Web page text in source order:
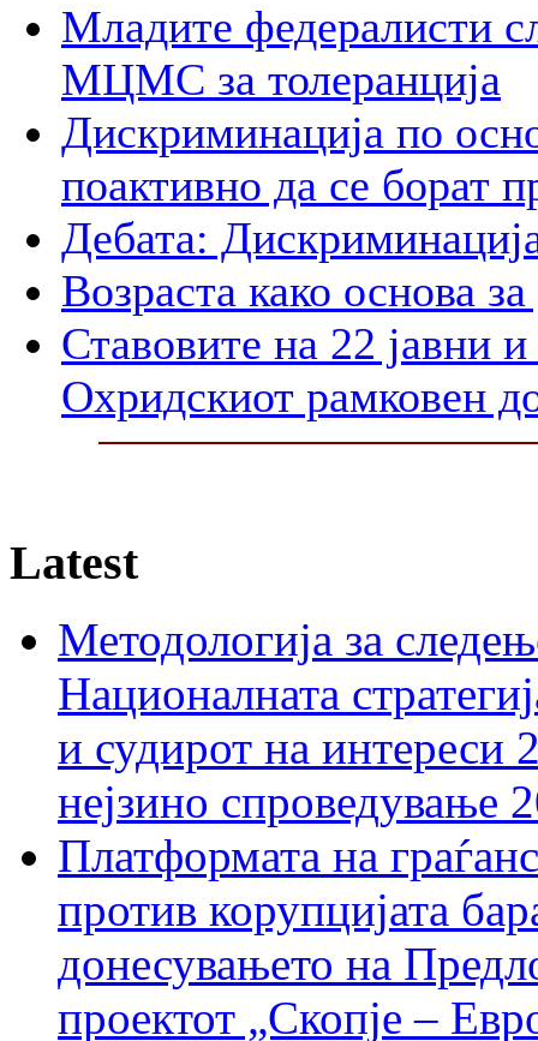
Mладите федералисти
МЦМС за толеранција
Дискриминација по
поактивно да се борат
Дебата:
Возраста како основа
Ставовите на 22 јавни
Охридскиот рамковен
Latest
Методологија за
Националната
и судирот на интереси
нејзино спроведување
Платформата на
против корупцијата
донесувањето на
проектот „Скопје –